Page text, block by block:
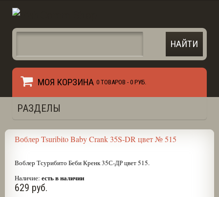
МОЯ КОРЗИНА 0 ТОВАРОВ - 0 РУБ.
РАЗДЕЛЫ
Воблер Tsuribito Baby Crank 35S-DR цвет № 515
Воблер Тсурибито Беби Кренк 35С-ДР цвет 515.
Наличие: есть в наличии
629 руб.